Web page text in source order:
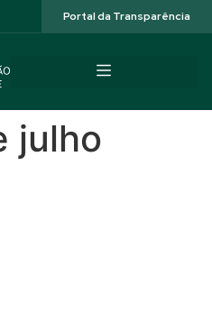
Portal da Transparência
julho